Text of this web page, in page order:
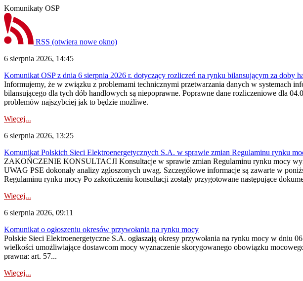
Komunikaty OSP
RSS (otwiera nowe okno)
6 sierpnia 2026, 14:45
Komunikat OSP z dnia 6 sierpnia 2026 r. dotyczący rozliczeń na rynku bilansującym za doby
Informujemy, że w związku z problemami technicznymi przetwarzania danych w systemach
bilansującego dla tych dób handlowych są niepoprawne. Poprawne dane rozliczeniowe dla
problemów najszybciej jak to będzie możliwe.
Więcej...
6 sierpnia 2026, 13:25
Komunikat Polskich Sieci Elektroenergetycznych S.A. w sprawie zmian Regulaminu rynku
ZAKOŃCZENIE KONSULTACJI Konsultacje w sprawie zmian Regulaminu rynku mocy
UWAG PSE dokonały analizy zgłoszonych uwag. Szczegółowe informacje są zawarte w
Regulaminu rynku mocy Po zakończeniu konsultacji zostały przygotowane następujące
Więcej...
6 sierpnia 2026, 09:11
Komunikat o ogłoszeniu okresów przywołania na rynku mocy
Polskie Sieci Elektroenergetyczne S.A. ogłaszają okresy przywołania na rynku mocy w
wielkości umożliwiające dostawcom mocy wyznaczenie skorygowanego obowiązku
prawna: art. 57...
Więcej...